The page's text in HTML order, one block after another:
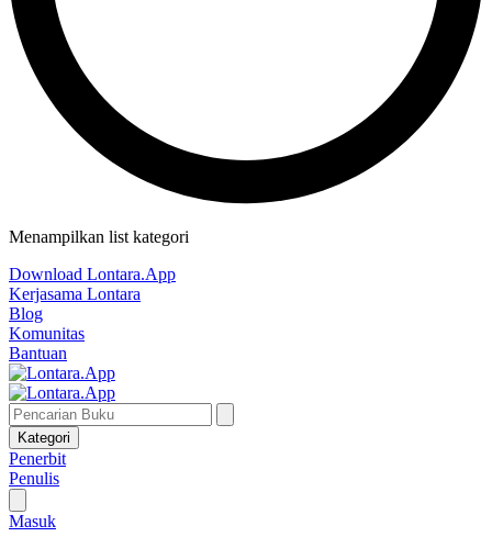
Menampilkan list kategori
Download Lontara.App
Kerjasama Lontara
Blog
Komunitas
Bantuan
Kategori
Penerbit
Penulis
Masuk